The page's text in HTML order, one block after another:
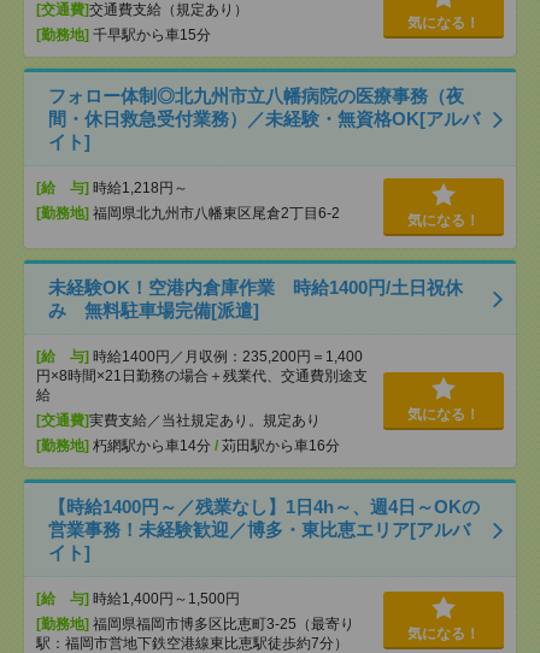
[交通費]交通費支給（規定あり）
[勤務地] 千早駅から車15分
気になる！
フォロー体制◎北九州市立八幡病院の医療事務（夜
間・休日救急受付業務）／未経験・無資格OK[アルバ
イト]
[給 与] 時給1,218円～
[勤務地] 福岡県北九州市八幡東区尾倉2丁目6-2 気になる！
未経験OK！空港内倉庫作業 時給1400円/土日祝休
み 無料駐車場完備[派遣]
[給 与] 時給1400円／月収例：235,200円＝1,400
円×8時間×21日勤務の場合＋残業代、交通費別途支
給
[交通費]実費支給／当社規定あり。規定あり
[勤務地] 朽網駅から車14分 / 苅田駅から車16分
気になる！
【時給1400円～／残業なし】1日4h～、週4日～OKの
営業事務！未経験歓迎／博多・東比恵エリア[アルバ
イト]
[給 与] 時給1,400円～1,500円
[勤務地] 福岡県福岡市博多区比恵町3-25（最寄り
駅：福岡市営地下鉄空港線東比恵駅徒歩約7分）
気になる！